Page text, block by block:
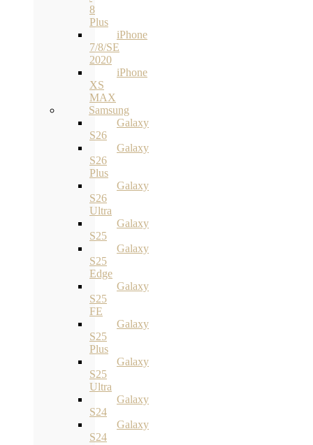
8
Plus
iPhone
7/8/SE
2020
iPhone
XS
MAX
Samsung
Galaxy
S26
Galaxy
S26
Plus
Galaxy
S26
Ultra
Galaxy
S25
Galaxy
S25
Edge
Galaxy
S25
FE
Galaxy
S25
Plus
Galaxy
S25
Ultra
Galaxy
S24
Galaxy
S24